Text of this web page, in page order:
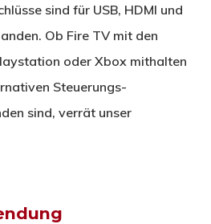
sind für USB, HDMI und
Ob Fire TV mit den
oder Xbox mithalten
Steuerungs-
sind, verrät unser